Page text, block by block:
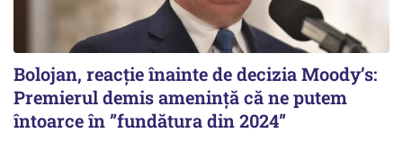
Bolojan, reacție înainte de decizia Moody’s:
Premierul demis amenință că ne putem
întoarce în ”fundătura din 2024”